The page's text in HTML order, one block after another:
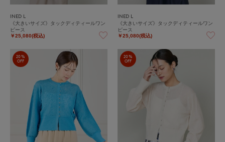
INED L
《大きいサイズ》タックディティールワン
ピース
￥25,080(税込)
INED L
《大きいサイズ》タックディティールワン
ピース
￥25,080(税込)
20%
OFF
20%
OFF